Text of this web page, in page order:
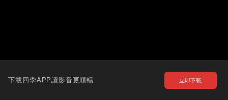
下載四季APP讓影音更順暢 立即下載